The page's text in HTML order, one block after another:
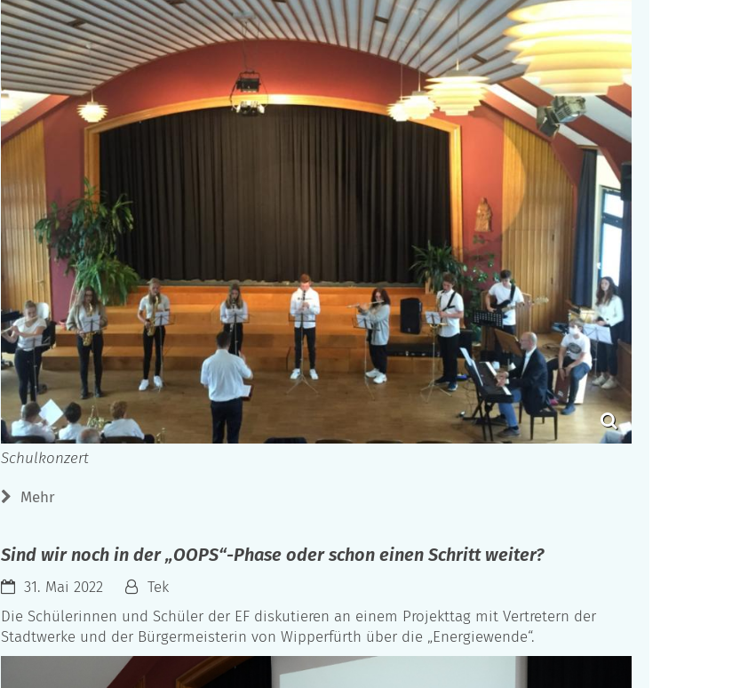
Schulkonzert
Mehr
Sind wir noch in der „OOPS“-Phase oder schon einen Schritt weiter?
31. Mai 2022
Tek
Die Schülerinnen und Schüler der EF diskutieren an einem Projekttag mit Vertretern der
Stadtwerke und der Bürgermeisterin von Wipperfürth über die „Energiewende“.